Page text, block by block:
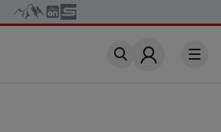
Account